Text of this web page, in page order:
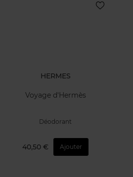
HERMES
Voyage d'Hermès
Déodorant
40,50 € Ajouter